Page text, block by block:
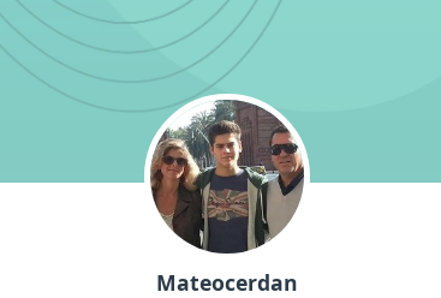
Mateocerdan